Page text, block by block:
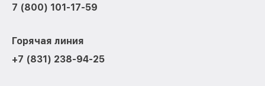
7 (800) 101-17-59
Горячая линия
+7 (831) 238-94-25